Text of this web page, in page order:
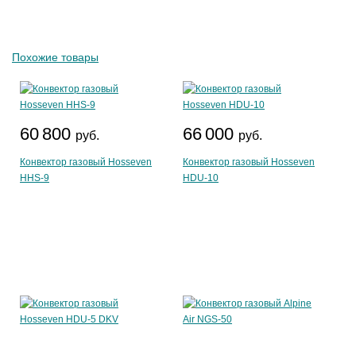
Похожие товары
60 800 руб.
Конвектор газовый Hosseven
HHS-9
66 000 руб.
Конвектор газовый Hosseven
HDU-10